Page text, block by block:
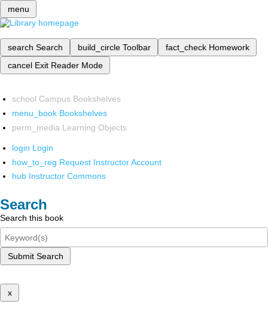
menu
search Search build_circle Toolbar fact_check Homework
cancel Exit Reader Mode
school Campus Bookshelves
menu_book Bookshelves
perm_media Learning Objects
login Login
how_to_reg Request Instructor Account
hub Instructor Commons
Search
Search this book
Submit Search
x